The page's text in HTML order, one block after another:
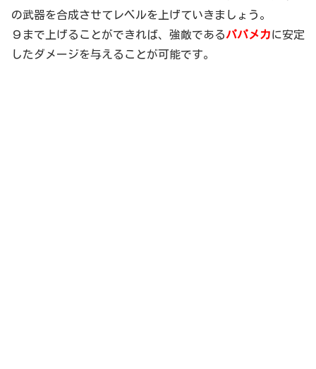
の武器を合成させてレベルを上げていきましょう。
９まで上げることができれば、強敵であるパパメカに安定
したダメージを与えることが可能です。